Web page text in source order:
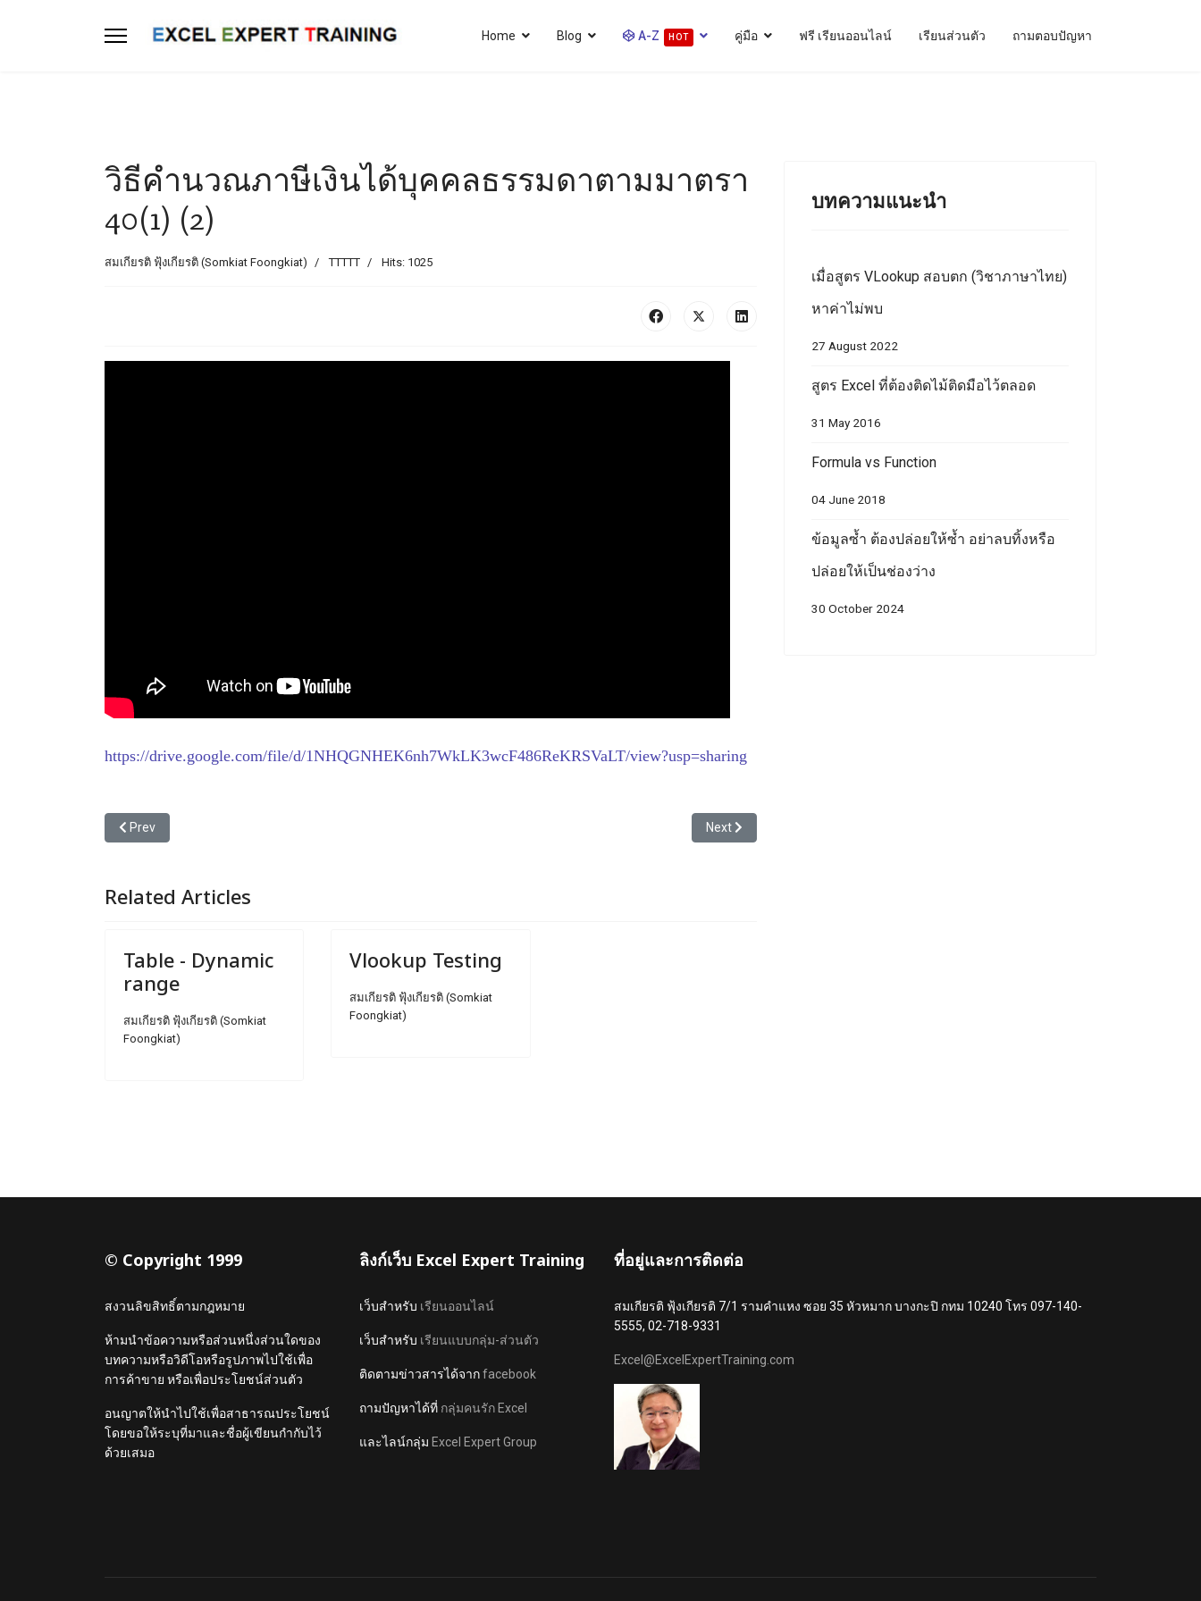
Home Blog A-Z HOT คู่มือ ฟรี เรียนออนไลน์ เรียนส่วนตัว ถามตอบปัญหา
วิธีคำนวณภาษีเงินได้บุคคลธรรมดาตามมาตรา
40(1) (2)
สมเกียรติ ฟุ้งเกียรติ (Somkiat Foongkiat) TTTTT Hits: 1025
https://drive.google.com/file/d/1NHQGNHEK6nh7WkLK3wcF486ReKRSVaLT/view?usp=sharing
Previous article: หน้าตาตาราง Excel ที่จะบอกว่า คุณเป็นผู้โชคดีหรือคนโชคร้าย
Prev Next article: Trust Warning
Next
Related Articles
Table - Dynamic
range
สมเกียรติ ฟุ้งเกียรติ (Somkiat
Foongkiat)
Vlookup Testing
สมเกียรติ ฟุ้งเกียรติ (Somkiat
Foongkiat)
บทความแนะนำ
เมื่อสูตร VLookup สอบตก (วิชาภาษาไทย)
หาค่าไม่พบ
27 August 2022
สูตร Excel ที่ต้องติดไม้ติดมือไว้ตลอด
31 May 2016
Formula vs Function
04 June 2018
ข้อมูลซ้ำ ต้องปล่อยให้ซ้ำ อย่าลบทิ้งหรือ
ปล่อยให้เป็นช่องว่าง
30 October 2024
© Copyright 1999
สงวนลิขสิทธิ์ตามกฎหมาย
ห้ามนำข้อความหรือส่วนหนึ่งส่วนใดของ
บทความหรือวิดีโอหรือรูปภาพไปใช้เพื่อ
การค้าขาย หรือเพื่อประโยชน์ส่วนตัว
อนญาตให้นำไปใช้เพื่อสาธารณประโยชน์
โดยขอให้ระบุที่มาและชื่อผู้เขียนกำกับไว้
ด้วยเสมอ
ลิงก์เว็บ Excel Expert Training
เว็บสำหรับ เรียนออนไลน์
เว็บสำหรับ เรียนแบบกลุ่ม-ส่วนตัว
ติดตามข่าวสารได้จากfacebook
ถามปัญหาได้ที่ กลุ่มคนรัก Excel
และไลน์กลุ่ม Excel Expert Group
ที่อยู่และการติดต่อ
สมเกียรติ ฟุ้งเกียรติ 7/1 รามคำแหง ซอย 35 หัวหมาก บางกะปิ กทม 10240 โทร 097-140-
5555, 02-718-9331
Excel@ExcelExpertTraining.com